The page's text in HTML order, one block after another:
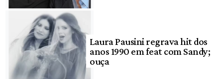
Laura Pausini regrava hit dos
anos 1990 em feat com Sandy;
ouça